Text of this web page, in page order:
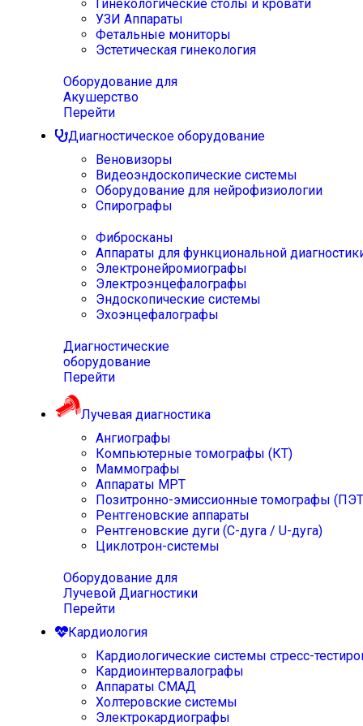
Гинекологические столы и кровати
УЗИ Аппараты
Фетальные мониторы
Эстетическая гинекология
Оборудование для
Акушерство
Перейти
Диагностическое оборудование
Веновизоры
Видеоэндоскопические системы
Оборудование для нейрофизиологии
Спирографы
Фибросканы
Аппараты для функциональной
Электронейромиографы
Электроэнцефалографы
Эндоскопические системы
Эхоэнцефалографы
Диагностические
оборудование
Перейти
Лучевая диагностика
Ангиографы
Компьютерные томографы (КТ)
Маммографы
Аппараты МРТ
Позитронно-эмиссионные томографы
Рентгеновские аппараты
Рентгеновские дуги (С-дуга / U-дуга)
Циклотрон-системы
Оборудование для
Лучевой Диагностики
Перейти
Кардиология
Кардиологические системы стресс-
Кардиоинтервалографы
Аппараты СМАД
Холтеровские системы
Электрокардиографы